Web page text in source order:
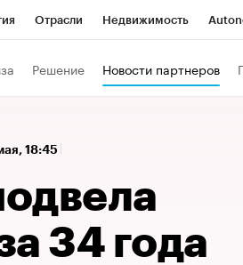
Отрасли Недвижимость
Решение Новости партнеров
18:45
34 года